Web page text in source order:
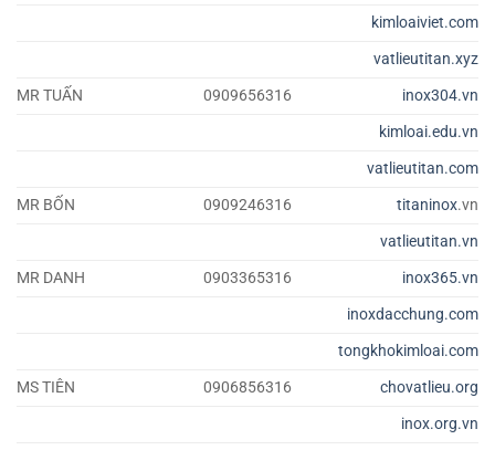
kimloaiviet.com
vatlieutitan.xyz
MR TUẤN
0909656316
inox304.vn
kimloai.edu.vn
vatlieutitan.com
MR BỐN
0909246316 titaninox.vn
vatlieutitan.vn
MR DANH
0903365316
inox365.vn
inoxdacchung.com
tongkhokimloai.com
MS TIÊN
0906856316
chovatlieu.org
inox.org.vn